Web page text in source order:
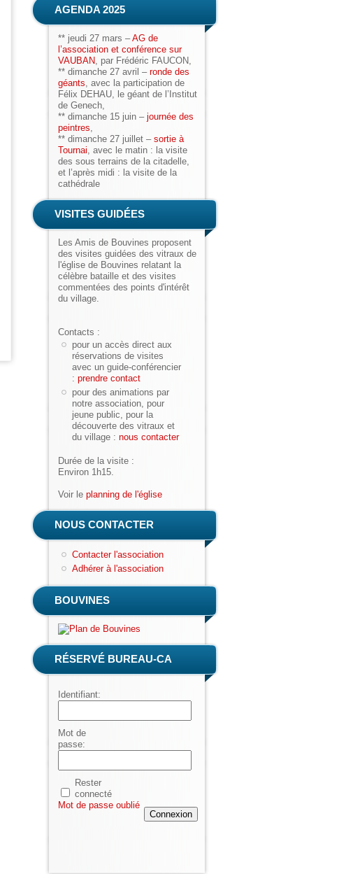
AGENDA 2025
** jeudi 27 mars –AG de
l’association et conférence sur
VAUBAN, par Frédéric FAUCON,
** dimanche 27 avril – ronde des
géants, avec la participation de
Félix DEHAU, le géant de l’Institut
de Genech,
** dimanche 15 juin – journée des
peintres,
** dimanche 27 juillet – sortie à
Tournai, avec le matin : la visite
des sous terrains de la citadelle,
et l’après midi : la visite de la
cathédrale
VISITES GUIDÉES
Les Amis de Bouvines proposent
des visites guidées des vitraux de
l'église de Bouvines relatant la
célèbre bataille et des visites
commentées des points d'intérêt
du village.
Contacts :
pour un accès direct aux
réservations de visites
avec un guide-conférencier
: prendre contact
pour des animations par
notre association, pour
jeune public, pour la
découverte des vitraux et
du village : nous contacter
Durée de la visite :
Environ 1h15.
Voir le planning de l'église
NOUS CONTACTER
Contacter l'association
Adhérer à l'association
BOUVINES
RÉSERVÉ BUREAU-CA
Identifiant:
Mot de
passe:
Rester
connecté
Connexion
Mot de passe oublié